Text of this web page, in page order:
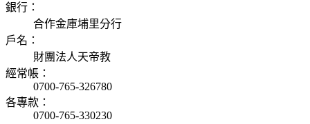
銀行 ：
合作金庫埔里分行
戶名 ：
財團法人天帝教
經常帳 ：
0700-765-326780
各專款 ：
0700-765-330230